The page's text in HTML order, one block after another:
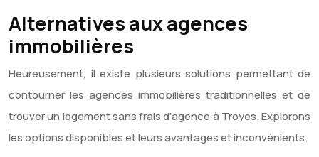
Alternatives aux agences
immobilières
Heureusement, il existe plusieurs solutions permettant de
contourner les agences immobilières traditionnelles et de
trouver un logement sans frais d’agence à Troyes. Explorons
les options disponibles et leurs avantages et inconvénients.